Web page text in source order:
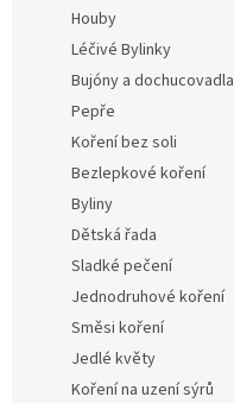
Houby
Léčivé Bylinky
Bujóny a dochucovadla
Pepře
Koření bez soli
Bezlepkové koření
Byliny
Dětská řada
Sladké pečení
Jednodruhové koření
Směsi koření
Jedlé květy
Koření na uzení sýrů